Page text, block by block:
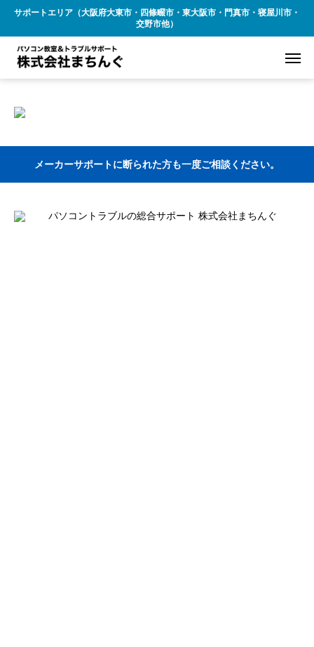
サポートエリア（大阪府大東市・四條畷市・東大阪市・門真市・寝屋川市・
交野市他）
メーカーサポートに断られた方も一度ご相談ください。